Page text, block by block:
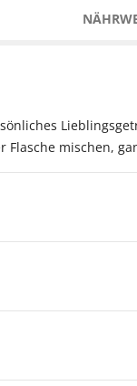
mischen,